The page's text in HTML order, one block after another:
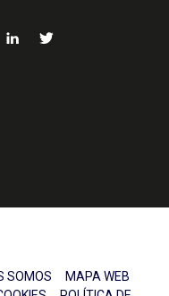
SOMOS
MAPA WEB